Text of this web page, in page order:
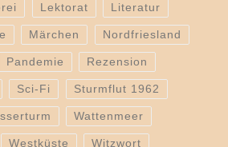
Lektorat Literatur
Märchen Nordfriesland
Pandemie Rezension
Sci-Fi Sturmflut 1962
Wattenmeer
Westküste Witzwort